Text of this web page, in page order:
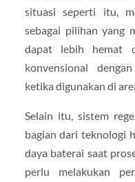
situasi seperti itu,
sebagai pilihan yang
dapat lebih hemat
konvensional
ketika digunakan di
Selain itu, sistem
bagian dari teknologi
daya baterai saat
perlu melakukan